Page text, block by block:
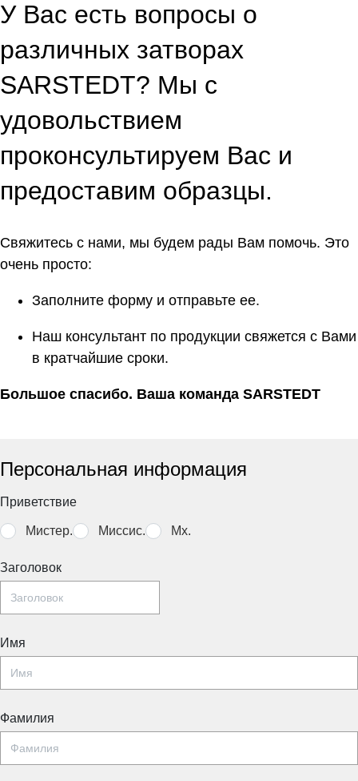
У Вас есть вопросы о
различных затворах
SARSTEDT? Мы с
удовольствием
проконсультируем Вас и
предоставим образцы.
Свяжитесь с нами, мы будем рады Вам помочь. Это
очень просто:
Заполните форму и отправьте ее.
Наш консультант по продукции свяжется с Вами
в кратчайшие сроки.
Большое спасибо. Ваша команда SARSTEDT
Персональная информация
Приветствие
Мистер. Миссис. Mx.
Заголовок
Имя
Фамилия